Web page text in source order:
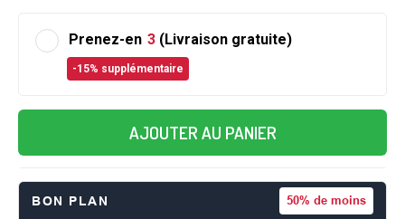
Prenez-en 3 (Livraison gratuite)
-15% supplémentaire
AJOUTER AU PANIER
BON PLAN 50% de moins